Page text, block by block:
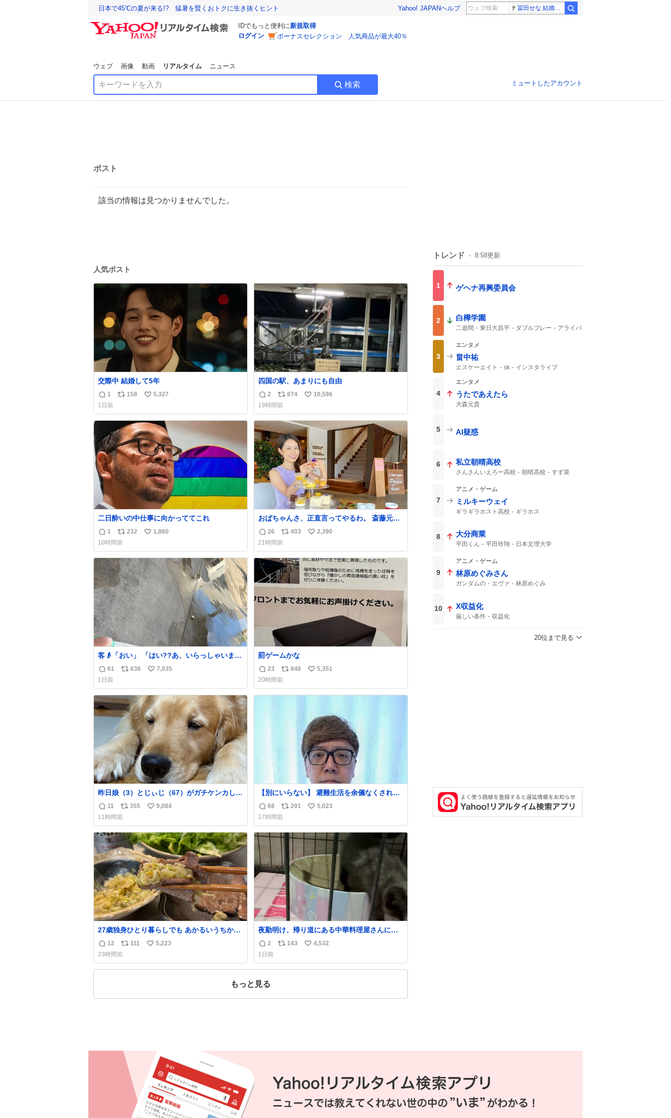
日本で45℃の夏が来る!? 猛暑を賢くおトクに生き抜くヒント Yahoo! JAPANヘルプ 冨田せな 結婚発表
IDでもっと便利に新規取得
ログイン
ボーナスセレクション 人気商品が最大40％
ウェブ 画像 動画 リアルタイム ニュース
検索 ミュートしたアカウント
ポスト
該当の情報は見つかりませんでした。
人気ポスト
交際中 結婚して5年
返
信
数
1
リ
ス
ト
数
158
い
ね
数
5,327
1日前
四国の駅、あまりにも自由
返
信
数
2
リ
ポ
ス
ト
数
874
い
ね
数
10,596
19時間前
二日酔いの中仕事に向かっててこれ
返
信
数
1
リ
ポ
ス
ト
数
232
い
ね
数
1,860
10時間前
おばちゃんさ、正直言ってやるわ。 斎藤元彦
と関わった事でアンタはこれか先キラキラ輝
返
信
数
26
リ
ポ
ス
ト
数
403
い
ね
数
2,390
21時間前
客👴「おい」 「はい??あ、いらっしゃいま
せ」 👴「さっきからずっと水出しっぱなしで
もったいないだろ」 「静電気を逃がし、熱く
なった地面の温度を下げ、引火事故の防止の
為必要な作業です」 👴「水不足の昨今にもっ
たいないことをするな!!」 それでは歌いま
す、聞いてください 「井戸水」
返
信
数
61
リ
ス
ト
数
636
い
ね
数
7,035
1日前
罰ゲームかな
返
信
数
23
リ
ポ
ス
848
い
ね
5,351
20時間前
昨日娘（3）とじぃじ（67）がガチケンカして
て修羅場だったんだけど、ふぉるては可能な
限り平たくなってました。犬が1番空気読め
る。
返
信
数
11
リ
ポ
ス
ト
数
355
い
ね
数
9,084
11時間前
【別にいらない】 避難生活を余儀なくされて
いる子どもたちのためにヒカキンボックス
1000個を寄付させていただきました
返
信
数
68
リ
ポ
ス
ト
数
201
い
ね
数
5,023
17時間前
27歳独身ひとり暮らしでも あかるいうちから
呑みながらキッチンでひとり焼肉できてしあ
わせだもん՞ o̴̶̷̥ ̫ o̴̶̷̥ ՞
返
信
数
12
リ
ポ
ス
111
い
ね
5,223
23時間前
夜勤明け、帰り道にある中華料理屋さんに行
ったら急に「トイレニネコチャンイルヨ！ド
ウブツスキデショ！」と言われ(好きだけど
さ……)とトイレ行ったらまじで可愛い猫ちゃ
んがいた最大級のありがとうありがとうあり
返
信
数
2
リ
ス
143
い
ね
4,532
1日前
もっと見る
トレンド 8:58更新
1 ゲヘナ再興委員会
2 白樺学園
二遊間 東日大昌平 ダブルプレー
アライバ
ビデオ検証
3
エンタメ
畠中祐
エスケーエイト sk インスタライブ
4
エンタメ
うたであえたら
大森元貴
5 AI疑惑
6 私立朝晴高校
さんさんいえろー高校 朝晴高校
すず菜
7
アニメ・ゲーム
ミルキーウェイ
ギラギラホスト高校
ギラホス
8 大分商業
平田くん 平田玲翔
日本文理大学
ピッチャー
9
アニメ・ゲーム
林原めぐみさん
ガンダムの エヴァ 林原めぐみ
10 X収益化
厳しい条件 収益化
20位まで見る